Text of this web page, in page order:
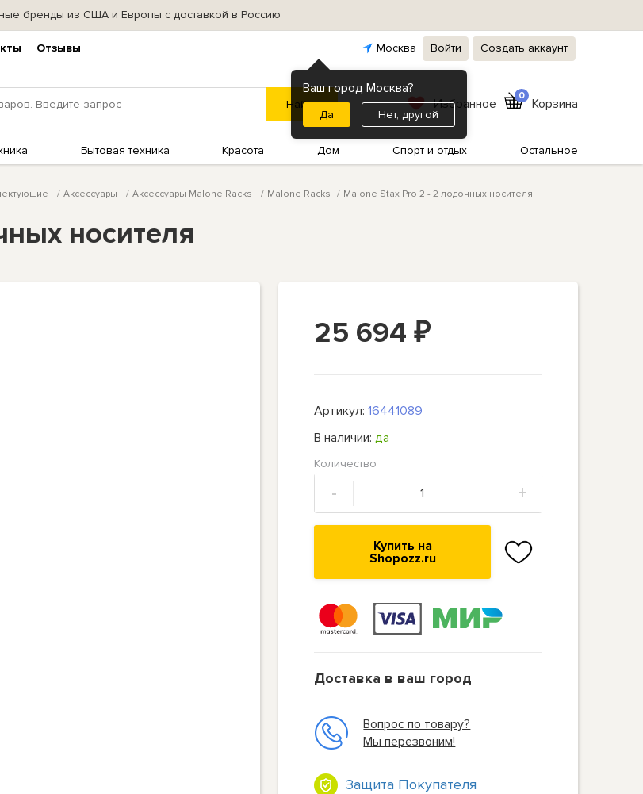
бренды из США и Европы с доставкой в Россию
Отзывы Москва
Ваш город Москва?
Нет, другой
Войти Создать аккаунт
Избранное
0
Корзина
Бытовая техника Красота Дом Спорт и отдых Остальное
Аксессуары Аксессуары Malone Racks Malone Racks Malone Stax Pro 2 - 2 лодочных носителя
носителя
25 694₽
Артикул:16441089
В наличии:да
Количество
- +
Купить на
Shopozz.ru
Доставка в ваш город
Вопрос по товару?
Мы перезвоним!
Защита Покупателя